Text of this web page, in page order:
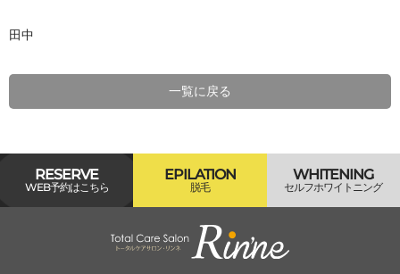
田中
一覧に戻る
RESERVE
WEB予約はこちら
EPILATION
脱毛
WHITENING
セルフホワイトニング